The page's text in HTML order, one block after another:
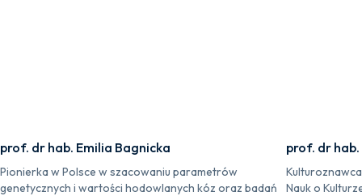
prof. dr hab. Emilia Bagnicka
Pionierka w Polsce w szacowaniu parametrów
genetycznych i wartości hodowlanych kóz oraz badań
prof. dr
Nauk o